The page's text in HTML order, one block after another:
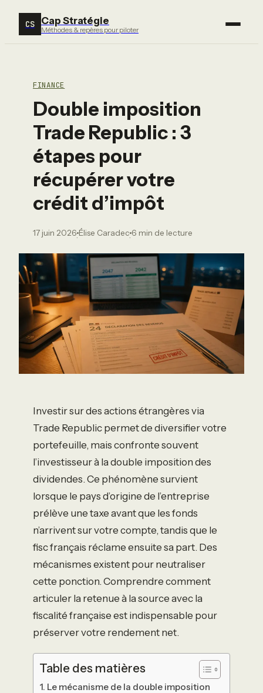
CS Cap Stratégie
Méthodes & repères pour piloter
FINANCE
Double imposition
Trade Republic : 3
étapes pour
récupérer votre
crédit d’impôt
17 juin 2026
·
Élise Caradec
·
6 min de lecture
Investir sur des actions étrangères via
Trade Republic permet de diversifier votre
portefeuille, mais confronte souvent
l’investisseur à la double imposition des
dividendes. Ce phénomène survient
lorsque le pays d’origine de l’entreprise
prélève une taxe avant que les fonds
n’arrivent sur votre compte, tandis que le
fisc français réclame ensuite sa part. Des
mécanismes existent pour neutraliser
cette ponction. Comprendre comment
articuler la retenue à la source avec la
fiscalité française est indispensable pour
préserver votre rendement net.
Table des matières
Le mécanisme de la double imposition